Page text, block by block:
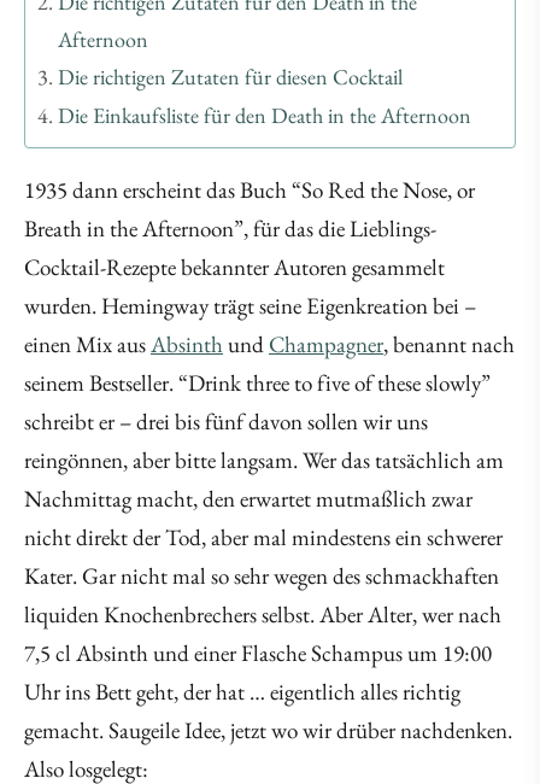
Afternoon
Die richtigen Zutaten für diesen Cocktail
Die Einkaufsliste für den Death in the Afternoon
1935 dann erscheint das Buch “So Red the Nose, or
Breath in the Afternoon”, für das die Lieblings-
Cocktail-Rezepte bekannter Autoren gesammelt
wurden. Hemingway trägt seine Eigenkreation bei –
einen Mix ausAbsinth und Champagner, benannt nach
seinem Bestseller. “Drink three to five of these slowly”
schreibt er – drei bis fünf davon sollen wir uns
reingönnen, aber bitte langsam. Wer das tatsächlich am
Nachmittag macht, den erwartet mutmaßlich zwar
nicht direkt der Tod, aber mal mindestens ein schwerer
Kater. Gar nicht mal so sehr wegen des schmackhaften
liquiden Knochenbrechers selbst. Aber Alter, wer nach
7,5 cl Absinth und einer Flasche Schampus um 19:00
Uhr ins Bett geht, der hat … eigentlich alles richtig
gemacht. Saugeile Idee, jetzt wo wir drüber nachdenken.
Also losgelegt: